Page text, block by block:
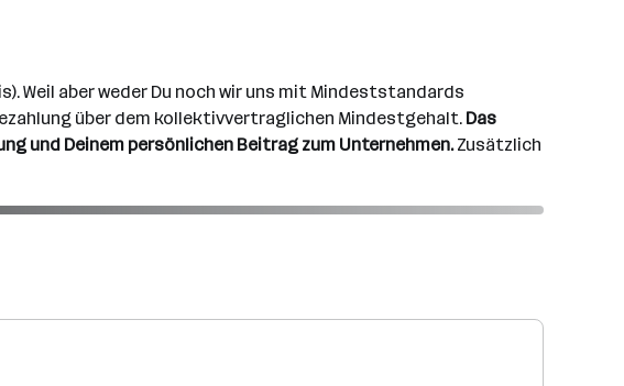
Weil aber weder Du noch wir uns mit Mindeststandards
über dem kollektivvertraglichen Mindestgehalt. Das
und Deinem persönlichen Beitrag zum Unternehmen.Zusätzlich